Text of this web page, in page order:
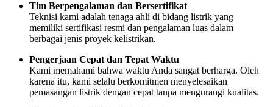
Tim Berpengalaman dan Bersertifikat
Teknisi kami adalah tenaga ahli di bidang listrik yang
memiliki sertifikasi resmi dan pengalaman luas dalam
berbagai jenis proyek kelistrikan.
Pengerjaan Cepat dan Tepat Waktu
Kami memahami bahwa waktu Anda sangat berharga. Oleh
karena itu, kami selalu berkomitmen menyelesaikan
pemasangan listrik dengan cepat tanpa mengurangi kualitas.